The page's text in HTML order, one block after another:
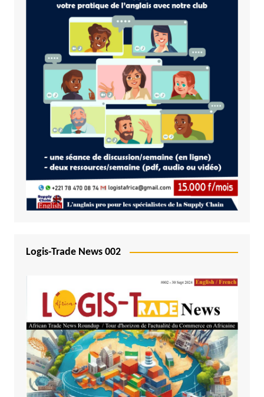
Logis-Trade News 002